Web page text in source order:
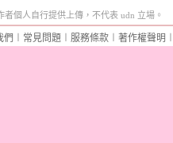
個人自行提供上傳，不代表 udn 立場。
們 常見問題 服務條款 著作權聲明